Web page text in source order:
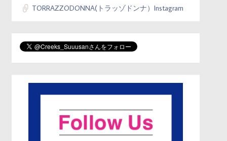
TORRAZZODONNA(トラッゾドンナ）Instagram